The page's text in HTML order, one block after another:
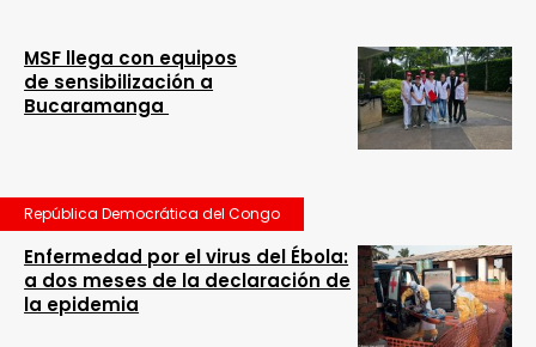
MSF llega con equipos
de sensibilización a
Bucaramanga
República Democrática del Congo
Enfermedad por el virus del Ébola:
a dos meses de la declaración de
la epidemia